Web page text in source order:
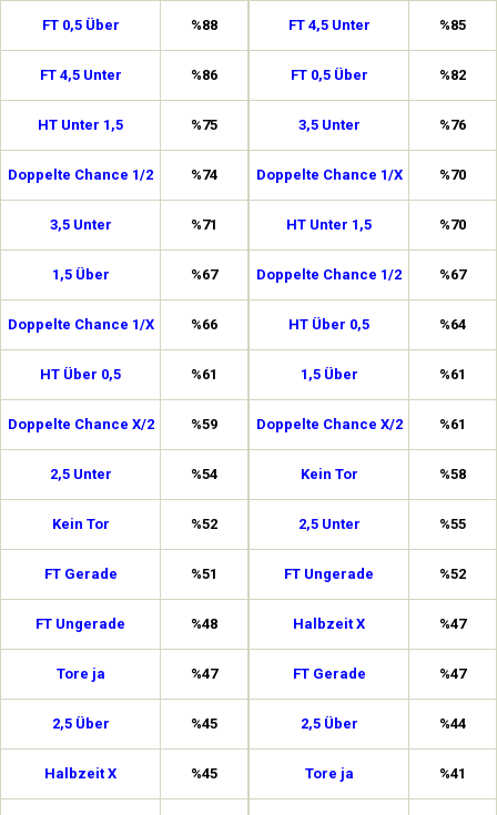
FT 0,5 Über %88
FT 4,5 Unter %86
HT Unter 1,5 %75
Doppelte Chance 1/2 %74
3,5 Unter %71
1,5 Über %67
Doppelte Chance 1/X %66
HT Über 0,5 %61
Doppelte Chance X/2 %59
2,5 Unter %54
Kein Tor %52
FT Gerade %51
FT Ungerade %48
Tore ja %47
2,5 Über %45
Halbzeit X %45
FT 4,5 Unter %85
FT 0,5 Über %82
3,5 Unter %76
Doppelte Chance 1/X %70
HT Unter 1,5 %70
Doppelte Chance 1/2 %67
HT Über 0,5 %64
1,5 Über %61
Doppelte Chance X/2 %61
Kein Tor %58
2,5 Unter %55
FT Ungerade %52
Halbzeit X %47
FT Gerade %47
2,5 Über %44
Tore ja %41